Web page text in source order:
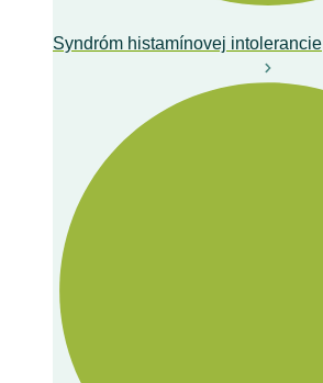
Syndróm histamínovej intolerancie